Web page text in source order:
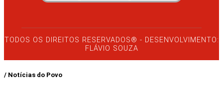
TODOS OS DIREITOS RESERVADOS® - DESENVOLVIMENTO:
FLÁVIO SOUZA
/ Notícias do Povo